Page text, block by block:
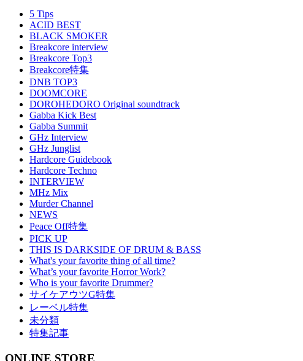
5 Tips
ACID BEST
BLACK SMOKER
Breakcore interview
Breakcore Top3
Breakcore特集
DNB TOP3
DOOMCORE
DOROHEDORO Original soundtrack
Gabba Kick Best
Gabba Summit
GHz Interview
GHz Junglist
Hardcore Guidebook
Hardcore Techno
INTERVIEW
MHz Mix
Murder Channel
NEWS
Peace Off特集
PICK UP
THIS IS DARKSIDE OF DRUM & BASS
What's your favorite thing of all time?
What’s your favorite Horror Work?
Who is your favorite Drummer?
サイケアウツG特集
レーベル特集
未分類
特集記事
ONLINE STORE